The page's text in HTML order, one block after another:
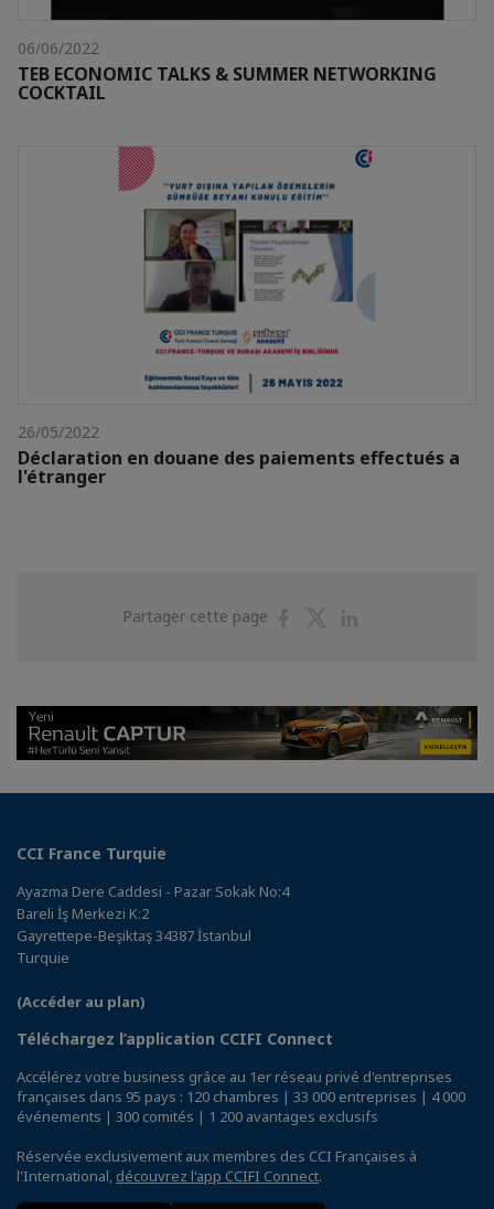
06/06/2022
TEB ECONOMIC TALKS & SUMMER NETWORKING
COCKTAIL
26/05/2022
Déclaration en douane des paiements effectués a
l'étranger
Partager cette page
PartagerPartager
CCI France Turquie
Ayazma Dere Caddesi - Pazar Sokak No:4
Bareli İş Merkezi K:2
Gayrettepe-Beşiktaş 34387 İstanbul
Turquie
(Accéder au plan)
Téléchargez l’application CCIFI Connect
Accélérez votre business grâce au 1er réseau privé d'entreprises
françaises dans 95 pays : 120 chambres | 33 000 entreprises | 4 000
événements | 300 comités | 1 200 avantages exclusifs
Réservée exclusivement aux membres des CCI Françaises à
l'International, découvrez l'app CCIFI Connect.